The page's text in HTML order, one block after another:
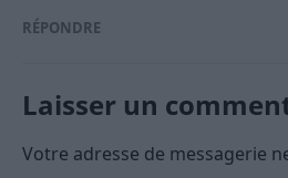
RÉPONDRE
Laisser un
Votre adresse de messagerie